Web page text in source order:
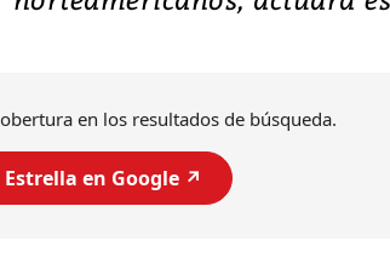
en los resultados de búsqueda.
Estrella en Google ↗️